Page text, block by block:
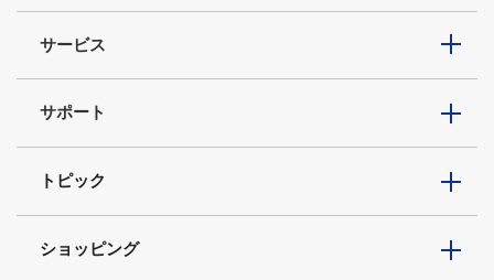
サービス
サポート
トピック
ショッピング